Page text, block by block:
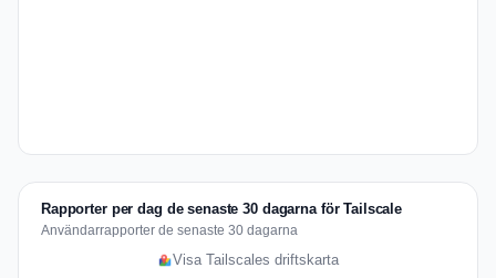
Rapporter per dag de senaste 30 dagarna för Tailscale
Användarrapporter de senaste 30 dagarna
Visa Tailscales driftskarta